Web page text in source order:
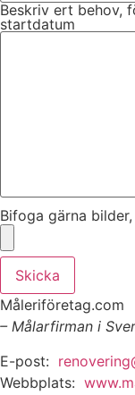
Beskriv ert behov,
startdatum
Bifoga gärna
Skicka
Måleriföretag.com
– Målarfirman i
E-post:
Webbplats: